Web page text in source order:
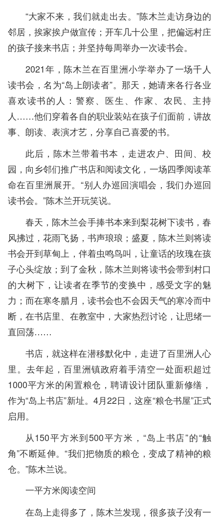
“大家不来，我们就走出去。”陈木兰走访身边的
邻居，挨家挨户做宣传；开车几十公里，把偏远村庄
的孩子接来书店；并坚持每周举办一次读书会。
2021年，陈木兰在百里洲小学举办了一场千人
读书会，名为“岛上朗读者”。那天，她请来各行各业
喜欢读书的人：警察、医生、作家、农民、主持
人……他们穿着各自的职业装站在孩子们面前，讲故
事、朗读、表演才艺，分享自己喜爱的书。
此后，陈木兰带着书本，走进农户、田间、校
园，向乡邻们推广书店和阅读文化，一场四季阅读革
命在百里洲展开。“别人办巡回演唱会，我们办巡回
读书会。”陈木兰开玩笑说。
春天，陈木兰会手捧书本来到梨花树下读书，春
风拂过，花雨飞扬，书声琅琅；盛夏，陈木兰则将读
书会开到草甸上，伴着虫鸣鸟叫，让童话的玫瑰在孩
子心头绽放；到了金秋，陈木兰则将读书会带到村口
的大树下，让读者在季节的变换中，感受文字的魅
力；而在寒冬腊月，读书会也不会因天气的寒冷而中
断，在书店里、在教室中，大家热烈讨论，让思绪一
直回荡……
书店，就这样在潜移默化中，走进了百里洲人心
里。去年起，百里洲镇政府着手清空一处面积超过
1000平方米的闲置粮仓，聘请设计团队重新修缮，
作为“岛上书店”新址。4月22日，这座“粮仓书屋”正式
启用。
从150平方米到500平方米，“岛上书店”的“触
角”不断延伸。“我们把物质的粮仓，变成了精神的粮
仓。”陈木兰说。
一平方米阅读空间
在岛上走得多了，陈木兰发现，很多孩子没有一